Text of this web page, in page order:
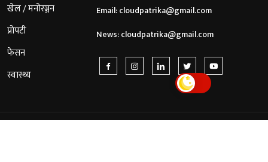
खेल / मनोरञ्जन
प्रोपटी
फेसन
स्वास्थ्य
Email:cloudpatrika@gmail.com
News:cloudpatrika@gmail.com